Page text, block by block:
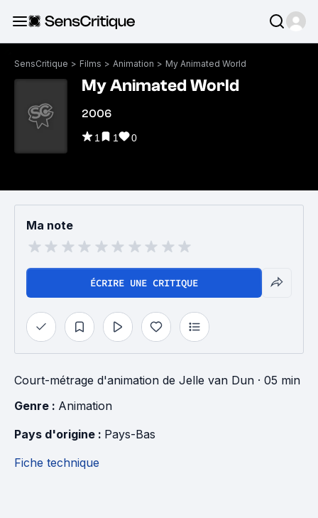
SensCritique > Films > Animation > My Animated World
My Animated World
2006
1 1 0
Ma note
ÉCRIRE UNE CRITIQUE
Court-métrage d'animation de Jelle van Dun · 05 min
Genre : Animation
Pays d'origine : Pays-Bas
Fiche technique